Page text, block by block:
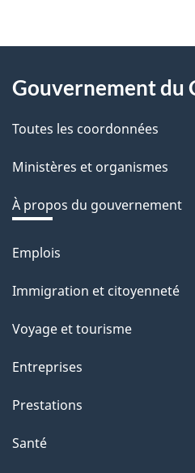
v
o
t
r
r
é
t
r
a
c
i
o
s
About
this
site
Gouvernement du
Toutes les coordonnées
Ministères et organismes
À propos du gouvernement
Thèmes
sujets
Emplois
Immigration et citoyenneté
Voyage et tourisme
Entreprises
Prestations
Santé